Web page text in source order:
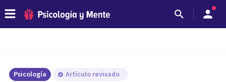
Psicología Artículo revisado